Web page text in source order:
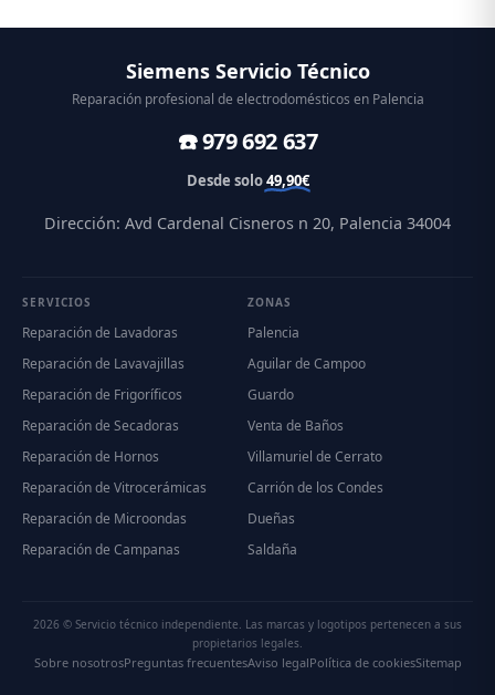
Siemens Servicio Técnico
Reparación profesional de electrodomésticos en Palencia
☎️ 979 692 637
Desde solo49,90€
Dirección: Avd Cardenal Cisneros n 20, Palencia 34004
SERVICIOS
Reparación de Lavadoras
Reparación de Lavavajillas
Reparación de Frigoríficos
Reparación de Secadoras
Reparación de Hornos
Reparación de Vitrocerámicas
Reparación de Microondas
Reparación de Campanas
ZONAS
Palencia
Aguilar de Campoo
Guardo
Venta de Baños
Villamuriel de Cerrato
Carrión de los Condes
Dueñas
Saldaña
2026 © Servicio técnico independiente. Las marcas y logotipos pertenecen a sus
propietarios legales.
Sobre nosotrosPreguntas frecuentesAviso legalPolítica de cookiesSitemap